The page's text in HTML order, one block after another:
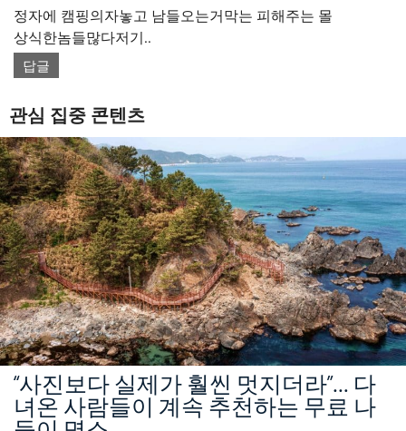
정자에 캠핑의자놓고 남들오는거막는 피해주는 몰
상식한놈들많다저기..
답글
관심 집중 콘텐츠
“사진보다 실제가 훨씬 멋지더라”… 다
녀온 사람들이 계속 추천하는 무료 나